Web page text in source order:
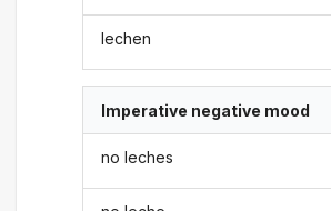
lechen
Imperative negative mood
no leches